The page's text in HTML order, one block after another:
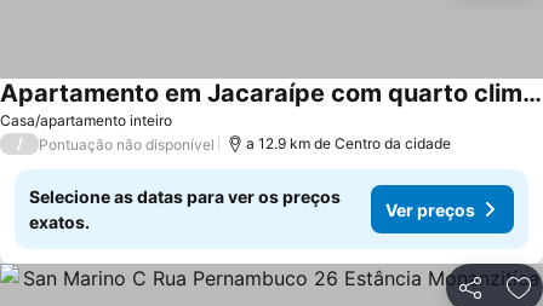
Casa/apartamento inteiro
Apartamento em Jacaraípe com quarto climatizado
/ Pontuação não disponível a 12.9 km de Centro da cidade
Selecione as datas para ver os preços
exatos.
Ver preços
Partilhar